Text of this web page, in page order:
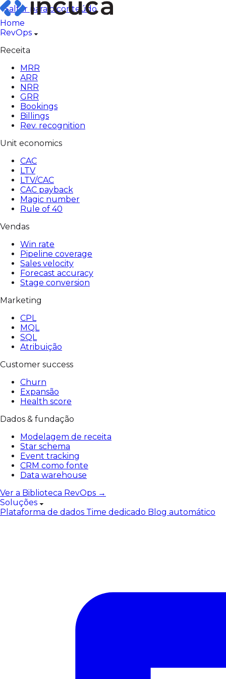
Pular
para
o
conteúdo
Saltar para o conteúdo
Home
RevOps
Receita
MRR
ARR
NRR
GRR
Bookings
Billings
Rev. recognition
Unit economics
CAC
LTV
LTV/CAC
CAC payback
Magic number
Rule of 40
Vendas
Win rate
Pipeline coverage
Sales velocity
Forecast accuracy
Stage conversion
Marketing
CPL
MQL
SQL
Atribuição
Customer success
Churn
Expansão
Health score
Dados & fundação
Modelagem de receita
Star schema
Event tracking
CRM como fonte
Data warehouse
Ver a Biblioteca RevOps →
Soluções
Plataforma de dados Time dedicado Blog automático